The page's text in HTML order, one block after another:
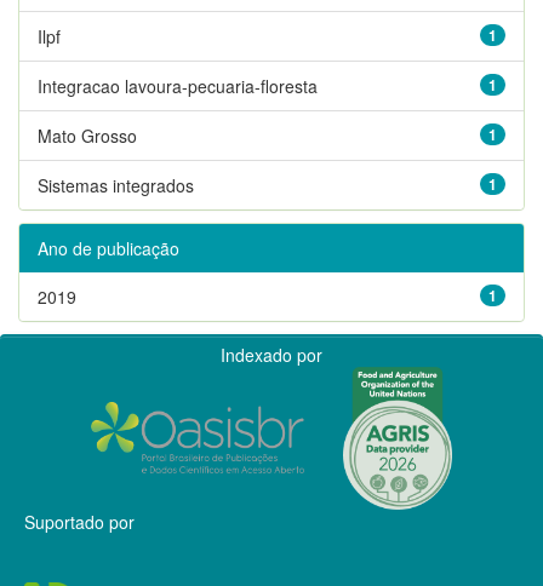
1
Ilpf
1
Integracao lavoura-pecuaria-floresta
1
Mato Grosso
1
Sistemas integrados
Ano de publicação
1
2019
Indexado por
Suportado por